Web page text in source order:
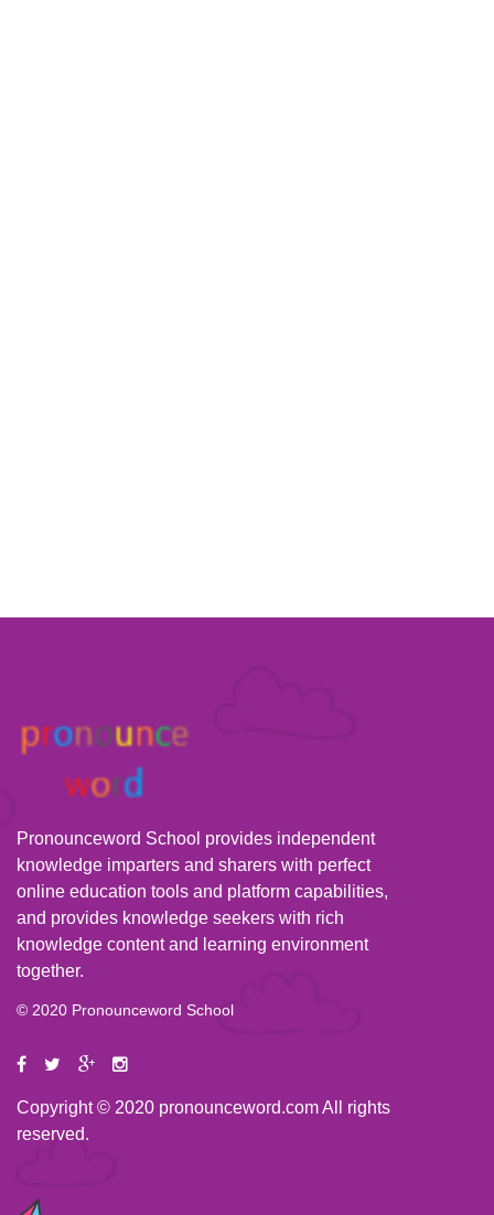
Pronounceword School provides independent
knowledge imparters and sharers with perfect
online education tools and platform capabilities,
and provides knowledge seekers with rich
knowledge content and learning environment
together.
© 2020 Pronounceword School
Copyright © 2020 pronounceword.com All rights
reserved.